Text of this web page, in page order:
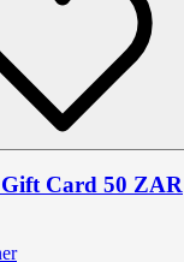
Card 50 ZAR